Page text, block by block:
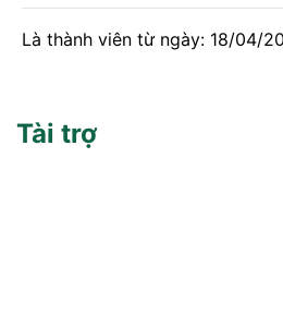
Là thành viên từ ngày: 18/04/
Tài trợ